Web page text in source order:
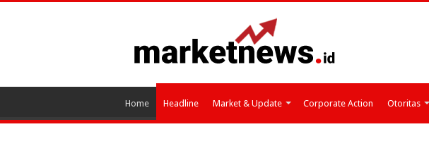
Home Headline Market & Update Corporate Action Otoritas